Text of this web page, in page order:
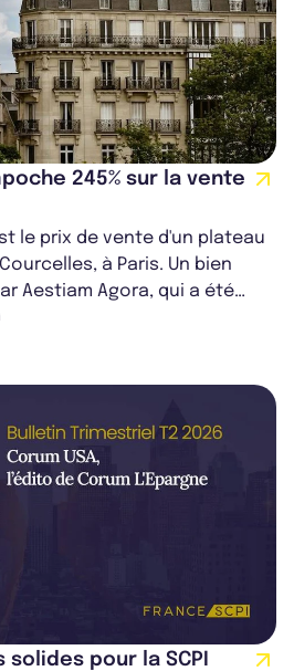
245% sur la vente
le prix de vente d'un plateau
à Paris. Un bien
Aestiam Agora, qui a été
pour la SCPI